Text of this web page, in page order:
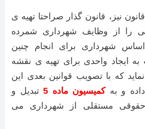
نیز، قانون گذار صراحتا تهیه ی
را از وظایف شهرداری شمرده
شهرداری برای انجام چنین
ایجاد واحدی برای تهیه ی نقشه
که با تصویب قوانین بعدی این
و بهکمیسیون ماده 5
تبدیل و
مستقلی از شهرداری می